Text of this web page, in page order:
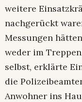
weitere
nachgerückt
Messungen
weder im
selbst, erklärte
die
Anwohner ins